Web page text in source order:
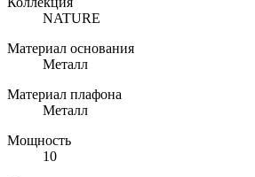
NATURE
Материал основания
Металл
Материал плафона
Металл
Мощность
10